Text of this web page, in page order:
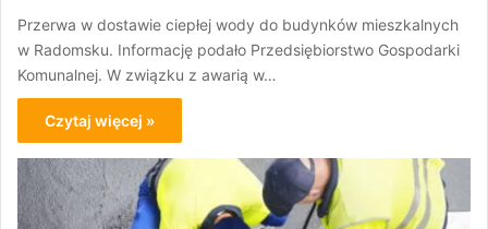
Przerwa w dostawie ciepłej wody do budynków mieszkalnych
w Radomsku. Informację podało Przedsiębiorstwo Gospodarki
Komunalnej. W związku z awarią w…
Czytaj więcej »